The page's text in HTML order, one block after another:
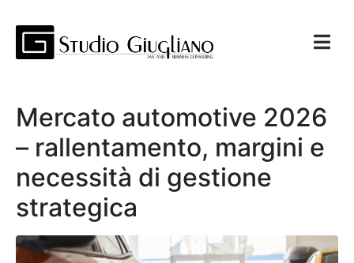
Mercato automotive 2026
– rallentamento, margini e
necessità di gestione
strategica